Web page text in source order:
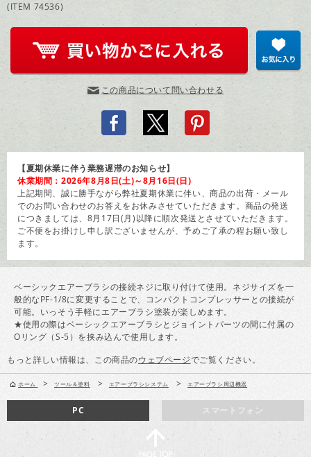
(ITEM 74536)
この商品について問い合わせる
【夏期休業に伴う業務遅滞のお知らせ】
休業期間：2026年8月8日(土)～8月16日(日)
上記期間、誠に勝手ながら弊社夏期休業に伴い、商品の出荷・メール
でのお問い合わせのお答えをお休みさせていただきます。商品の発送
につきましては、8月17日(月)以降に順次発送とさせていただきます。
ご不便をお掛けし申し訳ございませんが、予めご了承の程お願い致し
ます。
ベーシックエアーブラシの接続ネジに取り付けて使用。ネジサイズを一
般的なPF-1/8に変更することで、コンパクトコンプレッサーとの接続が
可能。いっそう手軽にエアーブラシ塗装が楽しめます。
★使用の際はベーシックエアーブラシとジョイントパーツの間に付属の
Оリング（S‐5）を挟み込んで使用します。
もっと詳しい情報は、この商品のウェブページでご覧ください。
ホーム > ツール＆塗料 > エアーブラシシステム > エアーブラシ周辺機器
スマートフォン
PC